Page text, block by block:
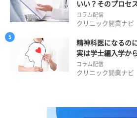
いい？そのプロセ
コラム配信
クリニック開業ナビ
精神科医になるの
実は学士編入学か
コラム配信
クリニック開業ナビ